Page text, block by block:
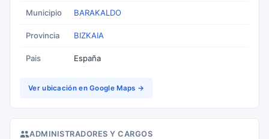
Municipio BARAKALDO
Provincia BIZKAIA
Pais España
Ver ubicación en Google Maps →
ADMINISTRADORES Y CARGOS